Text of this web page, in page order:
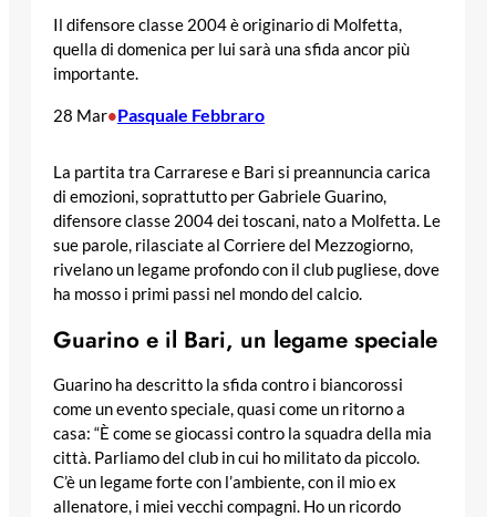
Il difensore classe 2004 è originario di Molfetta,
quella di domenica per lui sarà una sfida ancor più
importante.
28 Mar•Pasquale Febbraro
La partita tra Carrarese e Bari si preannuncia carica
di emozioni, soprattutto per Gabriele Guarino,
difensore classe 2004 dei toscani, nato a Molfetta. Le
sue parole, rilasciate al Corriere del Mezzogiorno,
rivelano un legame profondo con il club pugliese, dove
ha mosso i primi passi nel mondo del calcio.
Guarino e il Bari, un legame speciale
Guarino ha descritto la sfida contro i biancorossi
come un evento speciale, quasi come un ritorno a
casa: “È come se giocassi contro la squadra della mia
città. Parliamo del club in cui ho militato da piccolo.
C’è un legame forte con l’ambiente, con il mio ex
allenatore, i miei vecchi compagni. Ho un ricordo